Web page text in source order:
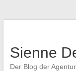
Sienne
Der Blog der Agentur